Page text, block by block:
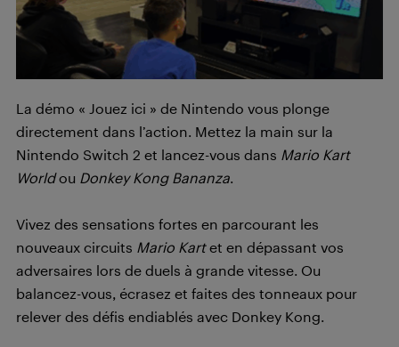
La démo « Jouez ici » de Nintendo vous plonge
directement dans l’action. Mettez la main sur la
Nintendo Switch 2 et lancez-vous dans Mario Kart
Worldou Donkey Kong Bananza.
Vivez des sensations fortes en parcourant les
nouveaux circuits Mario Kartet en dépassant vos
adversaires lors de duels à grande vitesse. Ou
balancez-vous, écrasez et faites des tonneaux pour
relever des défis endiablés avec Donkey Kong.